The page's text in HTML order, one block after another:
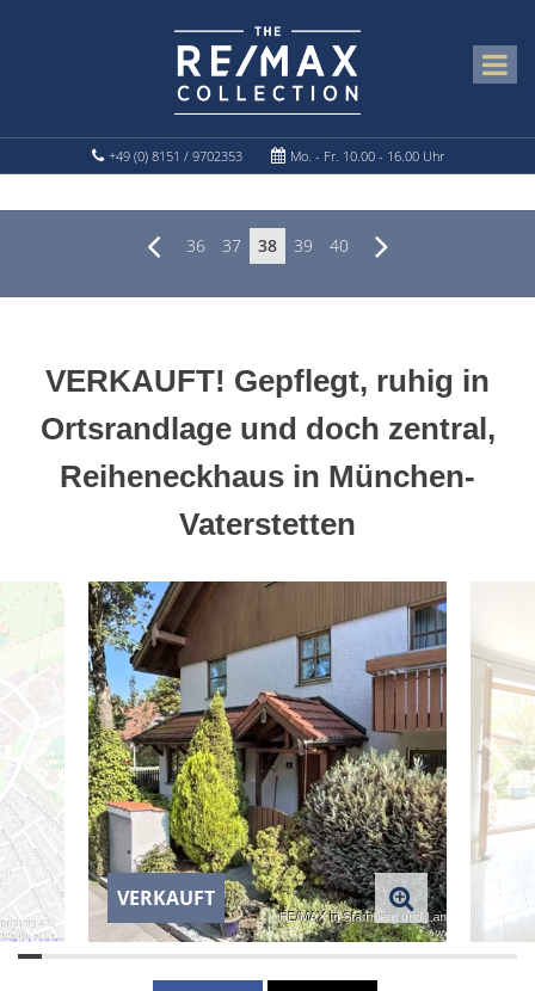
+49 (0) 8151 / 9702353 Mo. - Fr. 10.00 - 16.00 Uhr
36 37 38 39 40
VERKAUFT! Gepflegt, ruhig in
Ortsrandlage und doch zentral,
Reiheneckhaus in München-
Vaterstetten
VERKAUFT